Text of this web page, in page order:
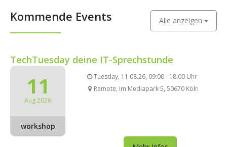
Kommende Events Alle anzeigen
TechTuesday deine IT-Sprechstunde
11
Aug 2026
workshop
Tuesday, 11.08.26, 09:00 - 18:00 Uhr
Remote, Im Mediapark 5, 50670 Köln